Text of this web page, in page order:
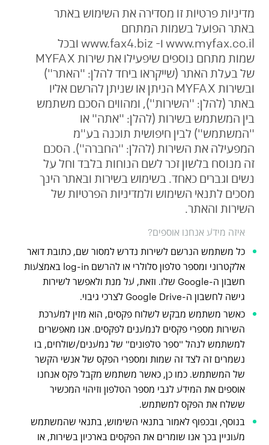
מדיניות פרטיות זו מסדירה את השימוש באתר
באתר הפועל בשמות המתחם
www.myfax.co.il ו- www.fax4.biz ובכל
שמות מתחם נוספים שיפעילו את שירות MYFAX
של בעלת האתר (שייקראו ביחד להלן: "האתר")
ובשירות MYFAX הניתן או שניתן להרשם אליו
באתר (להלן: "השירות"), ומהווים הסכם משתמש
בין המשתמש בשירות (להלן: "אתה" או
"המשתמש") לבין חיפושית תוכנה בע"מ
המפעילה את השירות (להלן: "החברה"). הסכם
זה מנוסח בלשון זכר לשם הנוחות בלבד וחל על
נשים וגברים כאחד. בשימוש בשירות ובאתר הינך
מסכים לתנאי השימוש ולמדיניות הפרטיות של
השירות והאתר.
איזה מידע אנחנו אוספים?
כל משתמש הנרשם לשירות נדרש למסור שם, כתובת דואר
אלקטרוני ומספר טלפון סלולרי או להרשם log-in באמצעות
חשבון ה-Google שלו. וזאת, על מנת ולאפשר לשירות
גישה לחשבון ה-Google Drive לצרכי גיבוי.
כאשר משתמש מבקש לשלוח פקסים, הוא מזין למערכת
השירות מספרי פקסים לנמענים לפקסים. אנו מאפשרים
למשתמש לנהל "ספר טלפונים" של נמענים/שולחים, בו
נשמרים זה לצד זה שמות ומספרי הפקס של אנשי הקשר
של המשתמש. כמו כן, כאשר משתמש מקבל פקס אנחנו
אוספים את המידע לגבי מספר הטלפון וזיהוי המכשיר
ששלח את הפקס למשתמש.
בנוסף, ובכפוף לאמור בתנאי השימוש, בתנאי שהמשתמש
מעוניין בכך אנו שומרים את הפקסים בארכיון בשירות, או